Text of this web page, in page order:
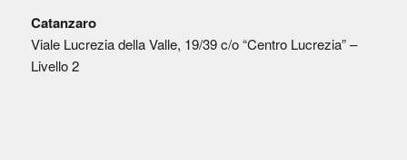
Catanzaro
Viale Lucrezia della Valle, 19/39 c/o “Centro Lucrezia” –
Livello 2